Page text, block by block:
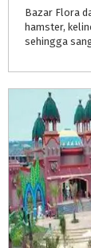
Bazar Flora
hamster,